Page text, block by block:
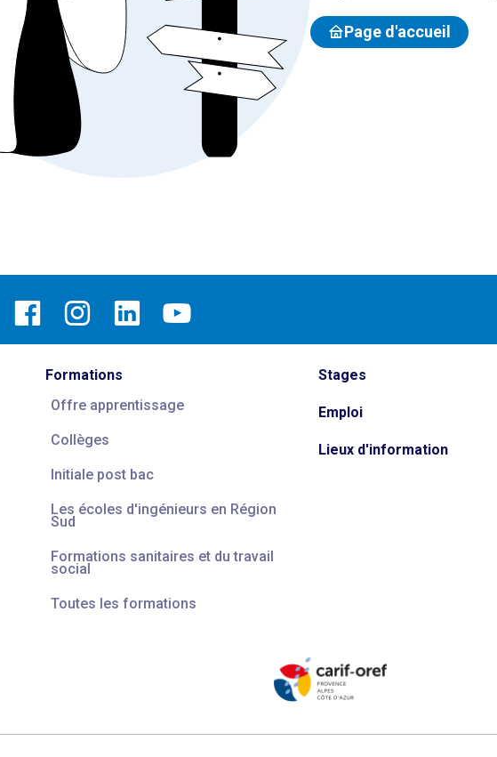
Page d'accueil
Formations
Offre apprentissage
Collèges
Initiale post bac
Les écoles d'ingénieurs en Région
Sud
Formations sanitaires et du travail
social
Toutes les formations
Stages
Emploi
Lieux d'information